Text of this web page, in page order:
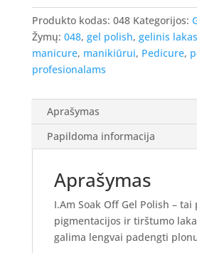
gelinis
lakas
#048
-
Daffodoodling,
Produkto kodas: 048 Kategorijos:
Žymų: 048, gel polish, gelinis lakas
manicure, manikiūrui, Pedicure,
profesionalams
Aprašymas
Papildoma informacija
Aprašymas
I.Am Soak Off Gel Polish – tai
pigmentacijos ir tirštumo
galima lengvai padengti